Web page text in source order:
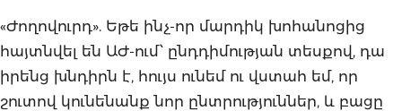
«Ժողովուրդ». Եթե ինչ-որ մարդիկ խոհանոցից
հայտնվել են ԱԺ-ում՝ ընդդիմության տեսքով, դա
իրենց խնդիրն է, հույս ունեմ ու վստահ եմ, որ
շուտով կունենանք նոր ընտրություններ, և բացը